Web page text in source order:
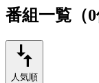
番組一覧（0
人気順